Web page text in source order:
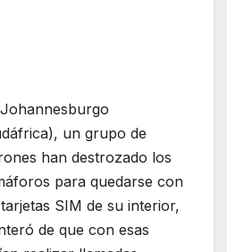
un grupo de
han destrozado los
para quedarse con
SIM de su interior,
de que con esas